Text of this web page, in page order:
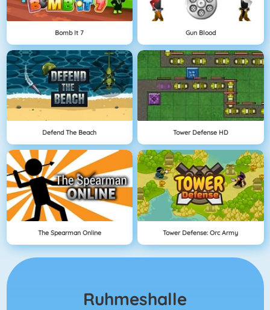
Bomb It 7 Gun Blood
Defend The Beach Tower Defense HD
The Spearman Online Tower Defense: Orc Army
Ruhmeshalle